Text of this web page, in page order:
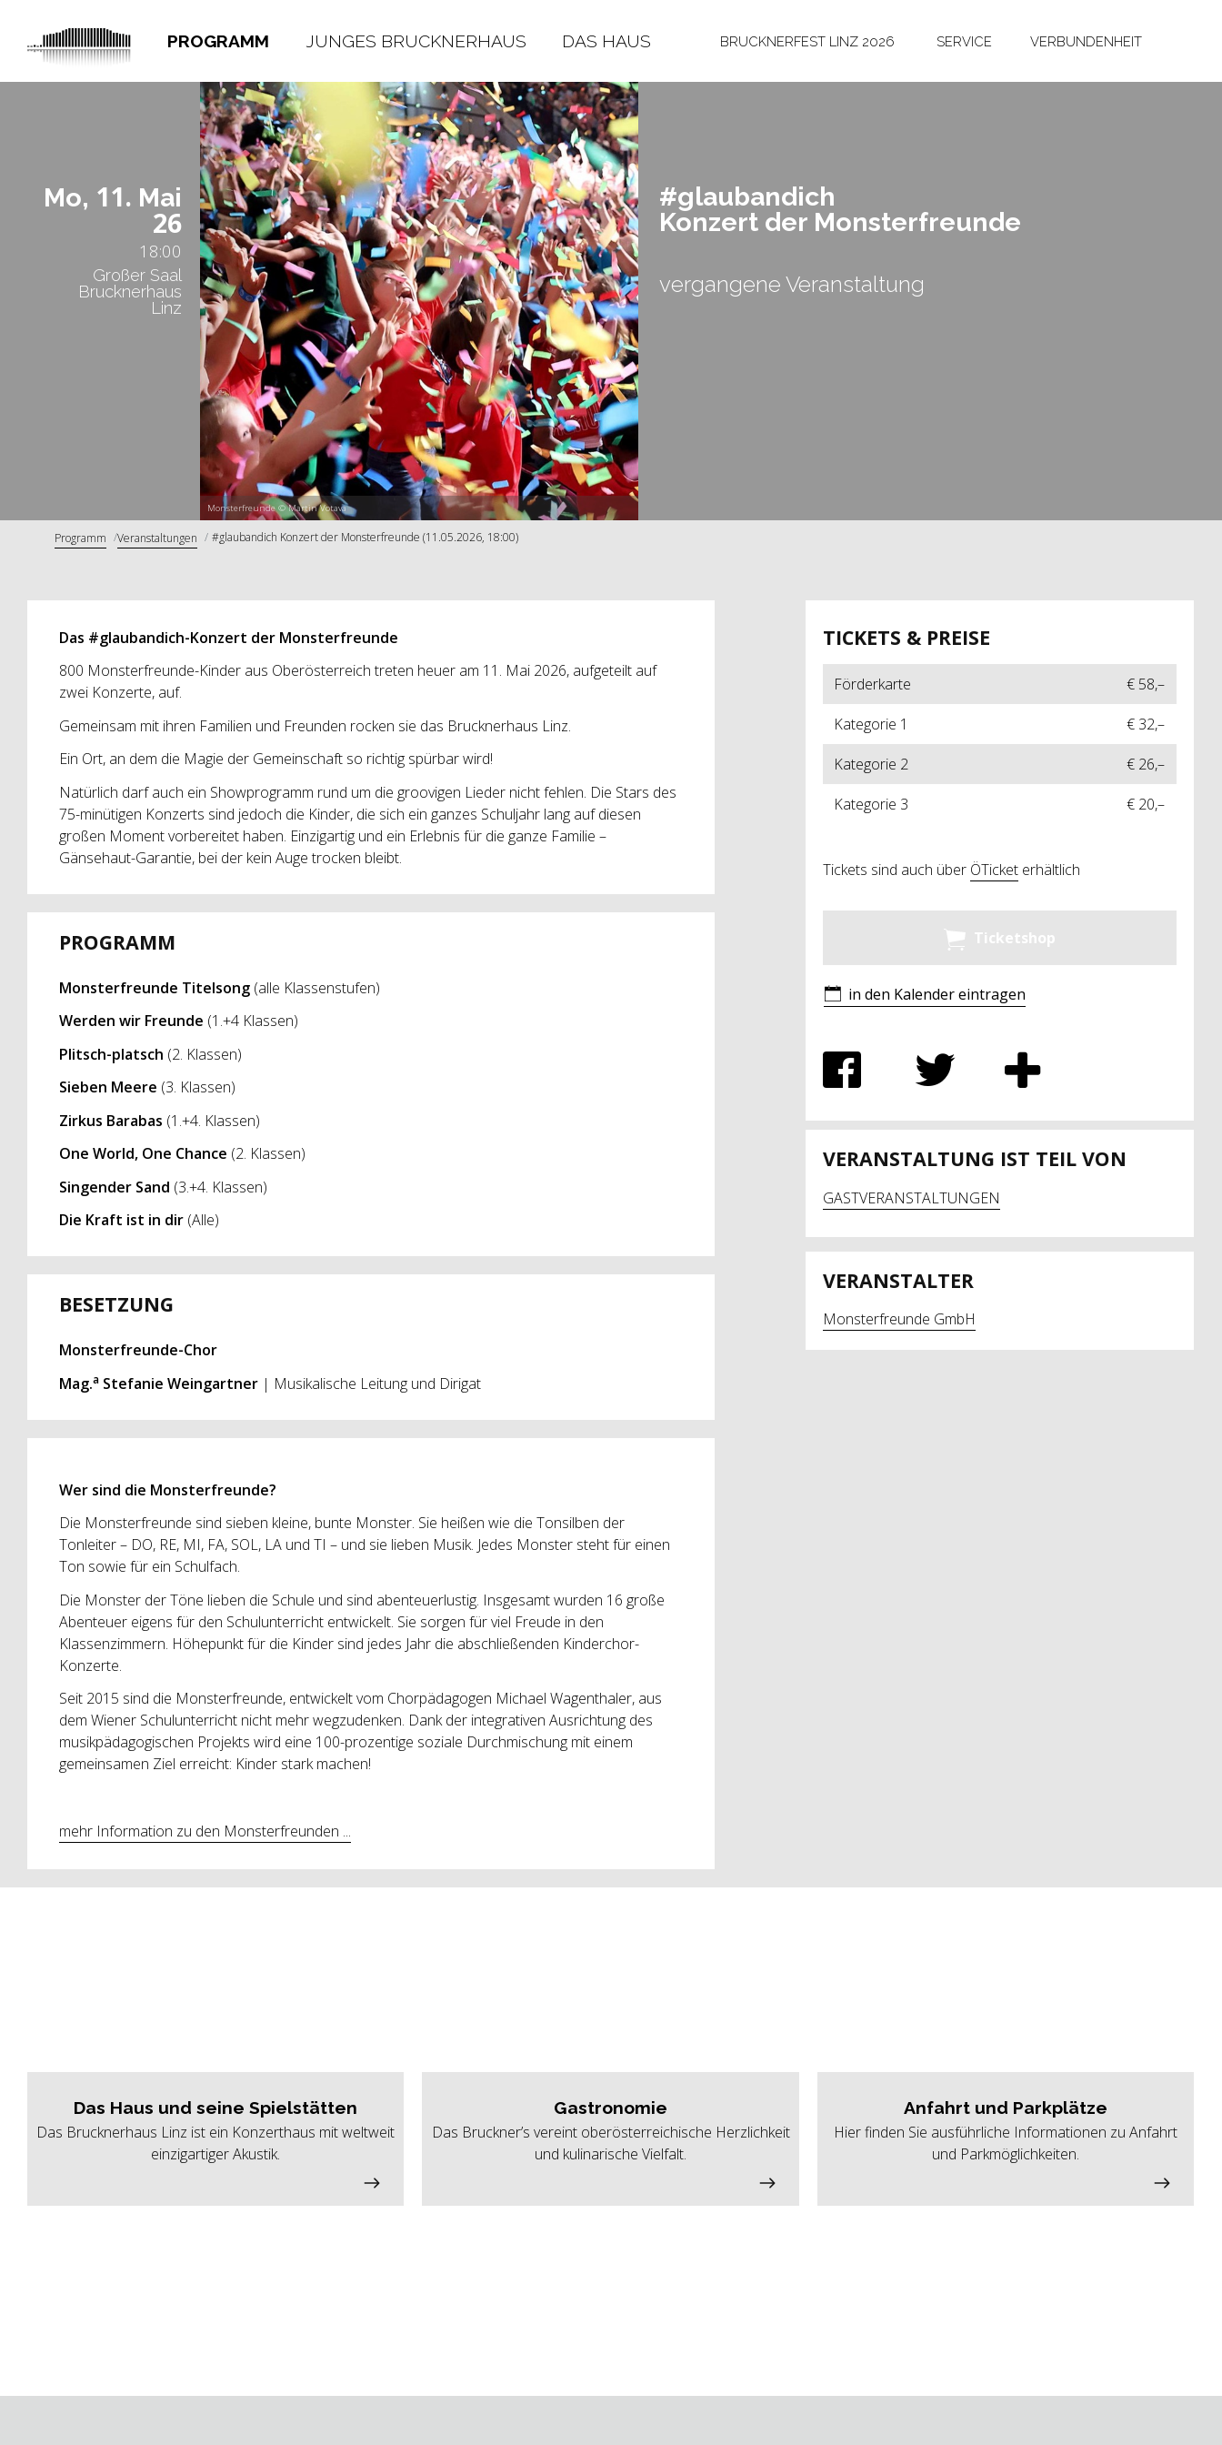
PROGRAMM JUNGES BRUCKNERHAUS DAS HAUS BRUCKNERFEST LINZ 2026 SERVICE VERBUNDENHEIT
Monsterfreunde © Martin Votava
Mo, 11. Mai
26
18:00
Großer Saal
Brucknerhaus
Linz
#glau­ban­dich
Kon­zert der Mons­ter­freun­de
vergangene Veranstaltung
Programm Veranstaltungen #glaubandich Konzert der Monsterfreunde (11.05.2026, 18:00)
Das #glaubandich-Konzert der Monsterfreunde
800 Monsterfreunde-Kinder aus Oberösterreich treten heuer am 11. Mai 2026, aufgeteilt auf
zwei Konzerte, auf.
Gemeinsam mit ihren Familien und Freunden rocken sie das Brucknerhaus Linz.
Ein Ort, an dem die Magie der Gemeinschaft so richtig spürbar wird!
Natürlich darf auch ein Showprogramm rund um die groovigen Lieder nicht fehlen. Die Stars des
75-minütigen Konzerts sind jedoch die Kinder, die sich ein ganzes Schuljahr lang auf diesen
großen Moment vorbereitet haben. Einzigartig und ein Erlebnis für die ganze Familie –
Gänsehaut-Garantie, bei der kein Auge trocken bleibt.
PROGRAMM
Monsterfreunde Titelsong (alle Klassenstufen)
Werden wir Freunde (1.+4 Klassen)
Plitsch-platsch (2. Klassen)
Sieben Meere (3. Klassen)
Zirkus Barabas (1.+4. Klassen)
One World, One Chance (2. Klassen)
Singender Sand (3.+4. Klassen)
Die Kraft ist in dir (Alle)
BESETZUNG
Monsterfreunde-Chor
Mag.aStefanie Weingartner| Musikalische Leitung und Dirigat
Wer sind die Monsterfreunde?
Die Monsterfreunde sind sieben kleine, bunte Monster. Sie heißen wie die Tonsilben der
Tonleiter – DO, RE, MI, FA, SOL, LA und TI – und sie lieben Musik. Jedes Monster steht für einen
Ton sowie für ein Schulfach.
Die Monster der Töne lieben die Schule und sind abenteuerlustig. Insgesamt wurden 16 große
Abenteuer eigens für den Schulunterricht entwickelt. Sie sorgen für viel Freude in den
Klassenzimmern. Höhepunkt für die Kinder sind jedes Jahr die abschließenden Kinderchor-
Konzerte.
Seit 2015 sind die Monsterfreunde, entwickelt vom Chorpädagogen Michael Wagenthaler, aus
dem Wiener Schulunterricht nicht mehr wegzudenken. Dank der integrativen Ausrichtung des
musikpädagogischen Projekts wird eine 100-prozentige soziale Durchmischung mit einem
gemeinsamen Ziel erreicht: Kinder stark machen!
mehr Information zu den Monsterfreunden ...
TICKETS & PREISE
Förderkarte
€ 58,–
Kategorie 1
€ 32,–
Kategorie 2
€ 26,–
Kategorie 3
€ 20,–
Tickets sind auch über ÖTicketerhältlich
Ticketshop
in den Kalender eintragen
VERANSTALTUNG IST TEIL VON
GASTVERANSTALTUNGEN
VERANSTALTER
Monsterfreunde GmbH
Das Haus und seine Spielstätten
Das Brucknerhaus Linz ist ein Konzerthaus mit weltweit
einzigartiger Akustik.
Gastronomie
Das Bruckner’s vereint oberösterreichische Herzlichkeit
und kulinarische Vielfalt.
Anfahrt und Parkplätze
Hier finden Sie ausführliche Informationen zu Anfahrt
und Parkmöglichkeiten.